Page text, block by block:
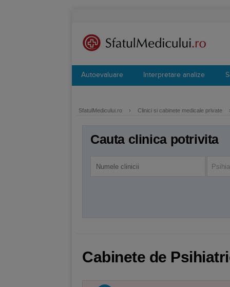
Autoevaluare Interpretare analize
SfatulMedicului.ro › Clinici si cabinete medicale private
Cauta clinica potrivita
Cabinete de